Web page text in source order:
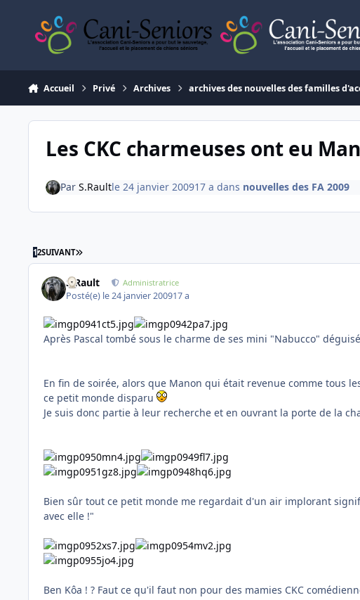
Accueil Privé Archives archives des nouvelles des familles
Les CKC charmeuses ont eu
Par S.Raultle 24 janvier 200917 a dans nouvelles des FA 2009
12SUIVANT DERNIÈRE PAGE
S.Rault Administratrice
Posté(e) le 24 janvier 200917 a
Après Pascal tombé sous le charme de ses mini "Nabucco"
En fin de soirée, alors que Manon qui était revenue comme tous
ce petit monde disparu
Je suis donc partie à leur recherche et en ouvrant la porte de la
Bien sûr tout ce petit monde me regardait d'un air implorant
avec elle !"
Ben Kôa ! ? Faut ce qu'il faut non pour des mamies CKC